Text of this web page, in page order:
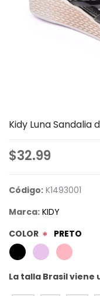
Kidy Luna Sandalia
$32.99
Código: K1493001
Marca: KIDY
COLOR * PRETO
La talla Brasil viene